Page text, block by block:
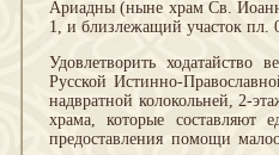
Ариадны (ныне храм Св.
1, и близлежащий участок пл.
Удовлетворить
Русской Истинно-
надвратной колокольней, 2-
храма, которые составляют
предоставления помощи